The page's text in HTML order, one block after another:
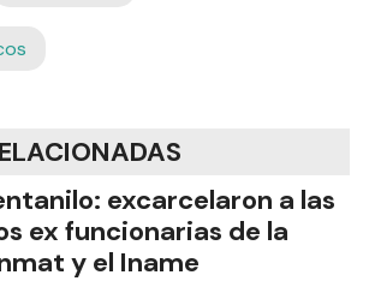
excarcelaron a las
ex funcionarias de la
y el Iname